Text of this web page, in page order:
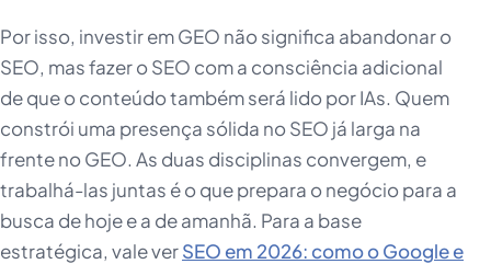
Por isso, investir em GEO não significa abandonar o
SEO, mas fazer o SEO com a consciência adicional
de que o conteúdo também será lido por IAs. Quem
constrói uma presença sólida no SEO já larga na
frente no GEO. As duas disciplinas convergem, e
trabalhá-las juntas é o que prepara o negócio para a
busca de hoje e a de amanhã. Para a base
estratégica, vale verSEO em 2026: como o Google e